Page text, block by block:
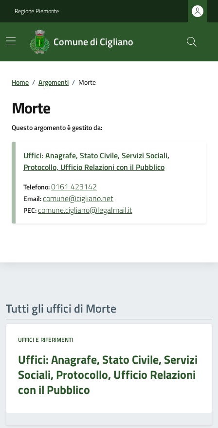
Regione Piemonte
Comune di Cigliano
Home / Argomenti / Morte
Morte
Questo argomento è gestito da:
Uffici: Anagrafe, Stato Civile, Servizi Sociali,
Protocollo, Ufficio Relazioni con il Pubblico
Telefono:0161 423142
Email:comune@cigliano.net
PEC:comune.cigliano@legalmail.it
Tutti gli uffici di Morte
UFFICI E RIFERIMENTI
Uffici: Anagrafe, Stato Civile, Servizi
Sociali, Protocollo, Ufficio Relazioni
con il Pubblico